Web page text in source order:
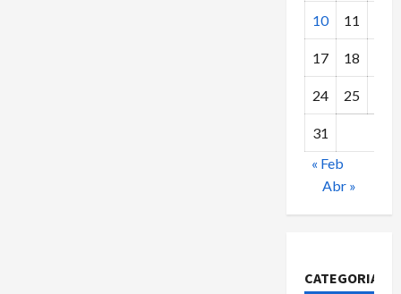
10 11
17 18
24 25
31
« Feb
Abr »
CATEGORIAS